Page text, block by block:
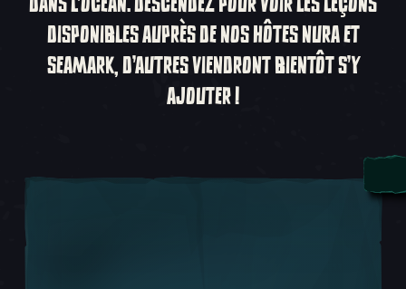
DISPONIBLES AUPRÈS DE NOS HÔTES NURA ET
SEAMARK, D'AUTRES VIENDRONT BIENTÔT S'Y
AJOUTER !